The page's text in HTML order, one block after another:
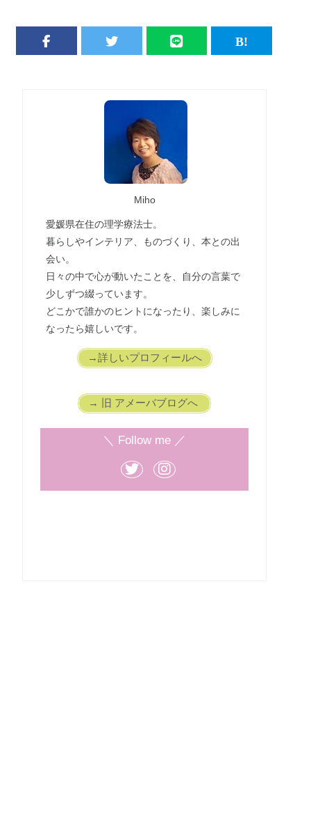
Miho
愛媛県在住の理学療法士。
暮らしやインテリア、ものづくり、本との出
会い。
日々の中で心が動いたことを、自分の言葉で
少しずつ綴っています。
どこかで誰かのヒントになったり、楽しみに
なったら嬉しいです。
→詳しいプロフィールへ
→ 旧 アメーバブログへ
＼ Follow me ／